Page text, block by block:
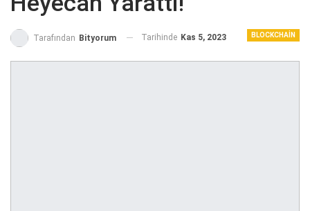
BLOCKCHAIN
Tarafından Bityorum Tarihinde Kas 5, 2023